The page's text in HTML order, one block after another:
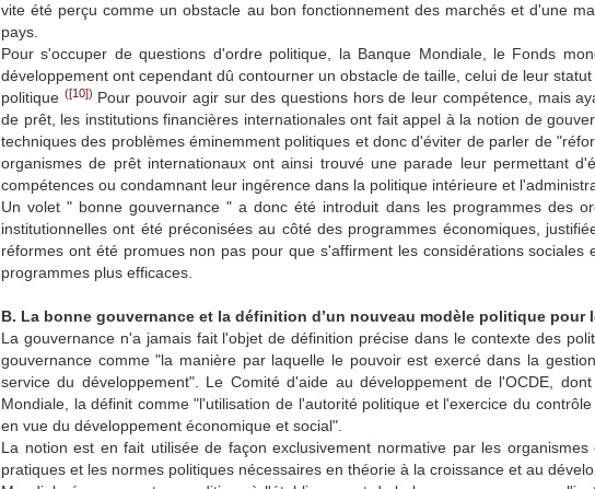
vite été perçu comme un obstacle au bon fonctionnement des marchés et d'une
pays.
Pour s'occuper de questions d'ordre politique, la Banque Mondiale, le Fonds
développement ont cependant dû contourner un obstacle de taille, celui de leur
politique ([10]) Pour pouvoir agir sur des questions hors de leur compétence, mais
de prêt, les institutions financières internationales ont fait appel à la notion de
techniques des problèmes éminemment politiques et donc d'éviter de parler de
organismes de prêt internationaux ont ainsi trouvé une parade leur permettant
compétences ou condamnant leur ingérence dans la politique intérieure et
Un volet " bonne gouvernance " a donc été introduit dans les programmes des
institutionnelles ont été préconisées au côté des programmes économiques,
réformes ont été promues non pas pour que s'affirment les considérations
programmes plus efficaces.
B. La bonne gouvernance et la définition d’un nouveau modèle politique pour
La gouvernance n'a jamais fait l'objet de définition précise dans le contexte des
gouvernance comme "la manière par laquelle le pouvoir est exercé dans la
service du développement". Le Comité d'aide au développement de l'OCDE,
Mondiale, la définit comme "l'utilisation de l'autorité politique et l'exercice du
en vue du développement économique et social".
La notion est en fait utilisée de façon exclusivement normative par les
pratiques et les normes politiques nécessaires en théorie à la croissance et au